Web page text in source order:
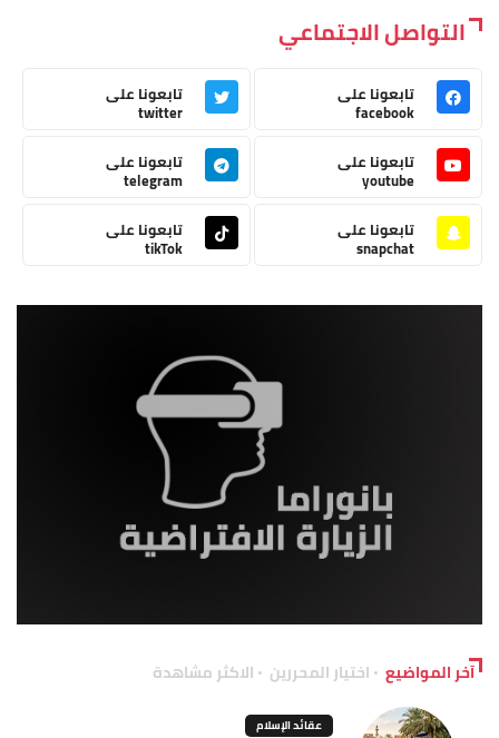
التواصل الاجتماعي
تابعونا على
facebook
تابعونا على
twitter
تابعونا على
youtube
تابعونا على
telegram
تابعونا على
snapchat
تابعونا على
tikTok
آخر المواضيع اختيار المحررين الاكثر مشاهدة
عقائد الإسلام